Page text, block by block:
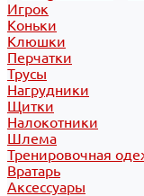
Игрок
Коньки
Клюшки
Перчатки
Трусы
Нагрудники
Щитки
Налокотники
Шлема
Тренировочная
Вратарь
Аксессуары